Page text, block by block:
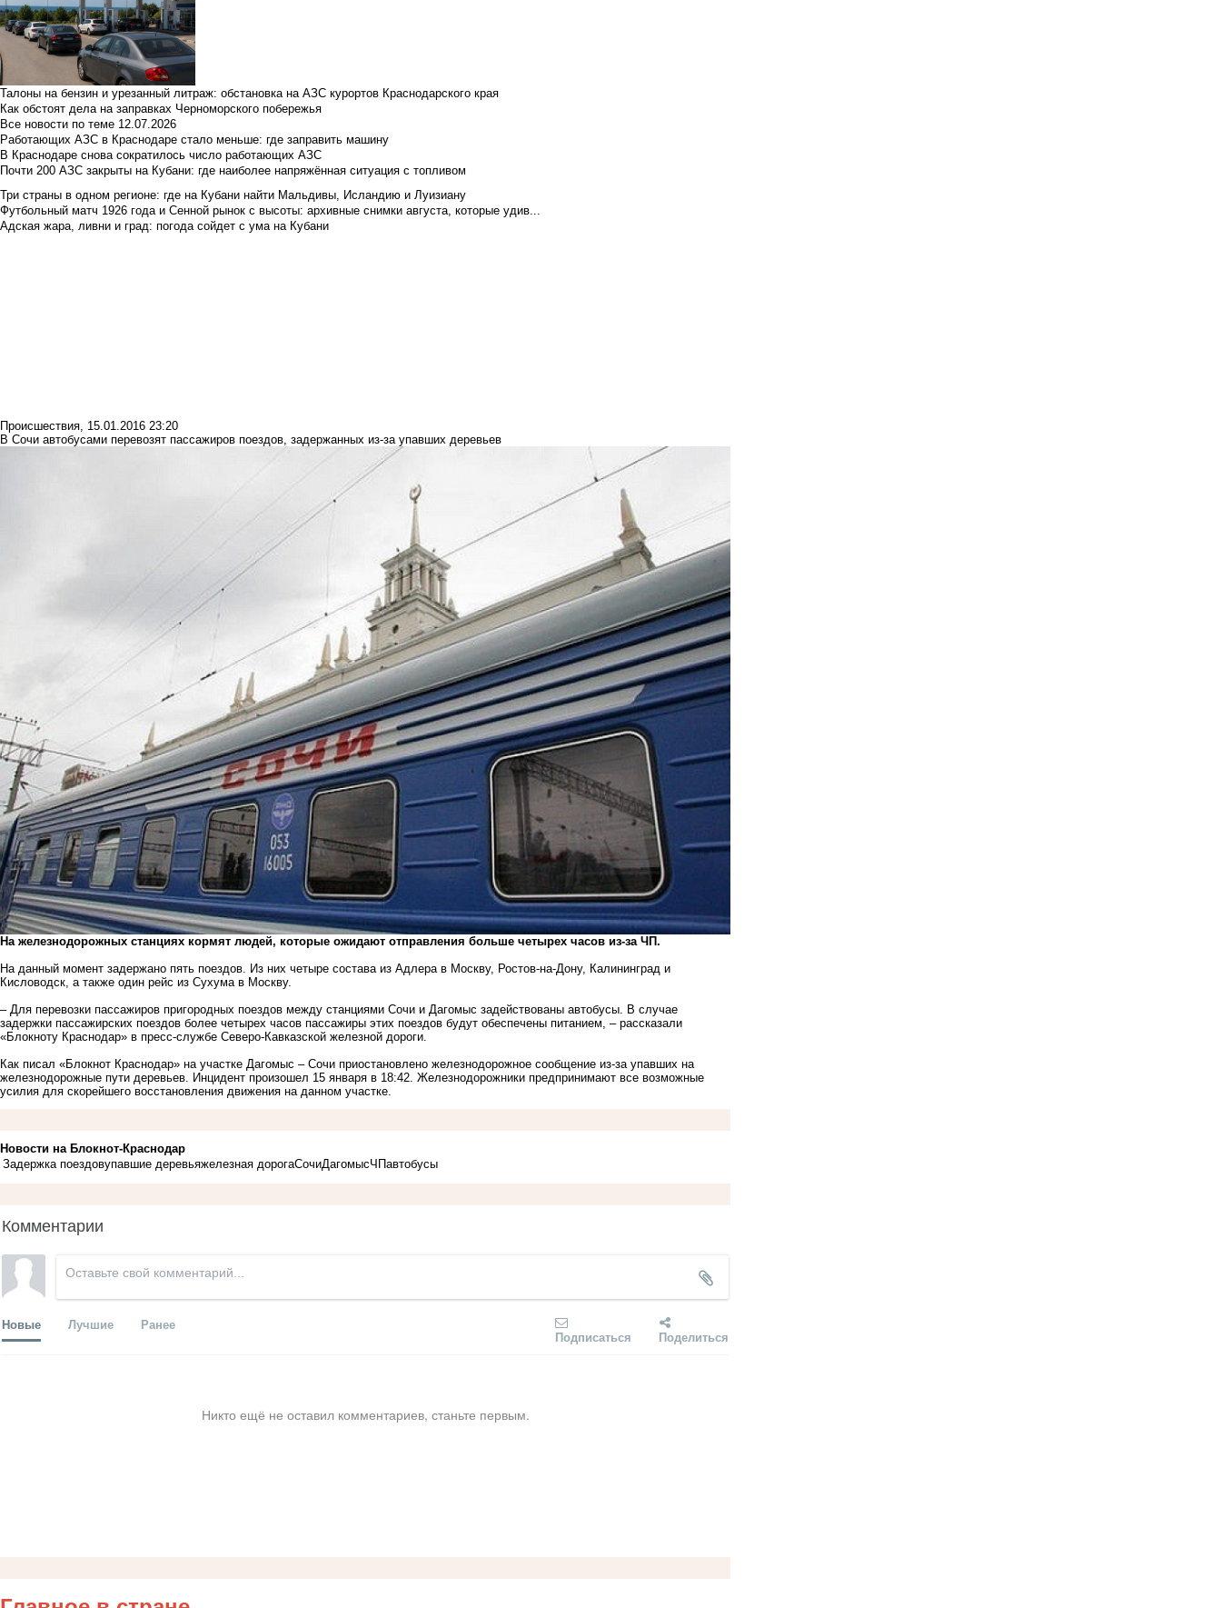
Талоны на бензин и урезанный литраж: обстановка на АЗС курортов Краснодарского края
Как обстоят дела на заправках Черноморского побережья
Все новости по теме 12.07.2026
Работающих АЗС в Краснодаре стало меньше: где заправить машину
В Краснодаре снова сократилось число работающих АЗС
Почти 200 АЗС закрыты на Кубани: где наиболее напряжённая ситуация с топливом
Три страны в одном регионе: где на Кубани найти Мальдивы, Исландию и Луизиану
Футбольный матч 1926 года и Сенной рынок с высоты: архивные снимки августа, которые удив...
Адская жара, ливни и град: погода сойдет с ума на Кубани
Происшествия, 15.01.2016 23:20
В Сочи автобусами перевозят пассажиров поездов, задержанных из-за упавших деревьев
На железнодорожных станциях кормят людей, которые ожидают отправления больше четырех часов из-за ЧП.
На данный момент задержано пять поездов. Из них четыре состава из Адлера в Москву, Ростов-на-Дону, Калининград и
Кисловодск, а также один рейс из Сухума в Москву.
– Для перевозки пассажиров пригородных поездов между станциями Сочи и Дагомыс задействованы автобусы. В случае
задержки пассажирских поездов более четырех часов пассажиры этих поездов будут обеспечены питанием, – рассказали
«Блокноту Краснодар» в пресс-службе Северо-Кавказской железной дороги.
Как писал «Блокнот Краснодар» на участке Дагомыс – Сочи приостановлено железнодорожное сообщение из-за упавших на
железнодорожные пути деревьев . Инцидент произошел 15 января в 18:42. Железнодорожники предпринимают все возможные
усилия для скорейшего восстановления движения на данном участке.
Новости на Блoкнoт-Краснодар
Задержка поездовупавшие деревьяжелезная дорогаСочиДагомысЧПавтобусы
Комментарии
Новые Лучшие Ранее
Подписаться Поделиться
Никто ещё не оставил комментариев, станьте первым.